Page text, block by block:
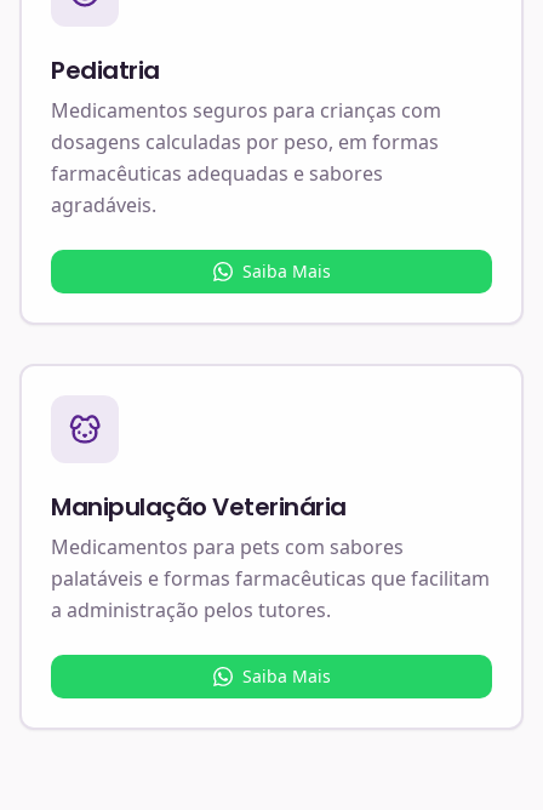
Pediatria
Medicamentos seguros para crianças com
dosagens calculadas por peso, em formas
farmacêuticas adequadas e sabores
agradáveis.
Saiba Mais
Manipulação Veterinária
Medicamentos para pets com sabores
palatáveis e formas farmacêuticas que facilitam
a administração pelos tutores.
Saiba Mais